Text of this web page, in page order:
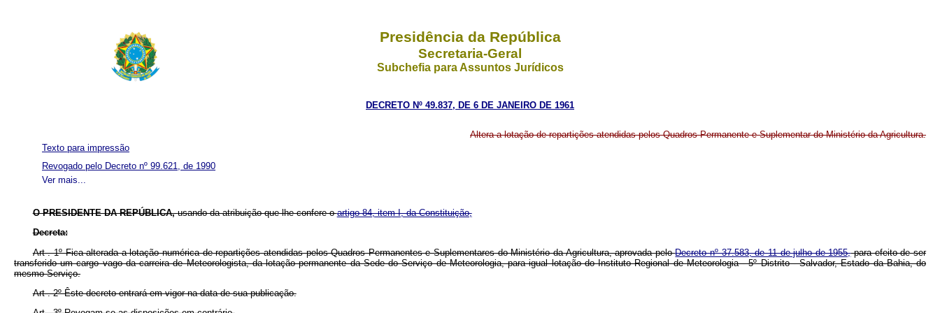
Presidência da República
Secretaria-Geral
Subchefia para Assuntos Jurídicos
DECRETO Nº 49.837, DE 6 DE JANEIRO DE 1961
Altera a lotação de repartições atendidas pelos Quadros Permanente e Suplementar do Ministério da Agricultura.
Ver mais...
Texto para impressão
Revogado pelo Decreto nº 99.621, de 1990
O PRESIDENTE DA REPÚBLICA,usando da atribuição que lhe confere oartigo 84, item I, da Constituição,
Decreta:
Art . 1º Fica alterada a lotação numérica de repartições atendidas pelos Quadros Permanentes e Suplementares do Ministério da Agricultura, aprovada peloDecreto nº 37.583, de 11 de julho de 1955,para efeito de ser
transferido um cargo vago da carreira de Meteorologista, da lotação permanente da Sede do Serviço de Meteorologia, para igual lotação do Instituto Regional de Meteorologia - 5º Distrito - Salvador, Estado da Bahia, do
mesmo Serviço.
Art . 2º Êste decreto entrará em vigor na data de sua publicação.